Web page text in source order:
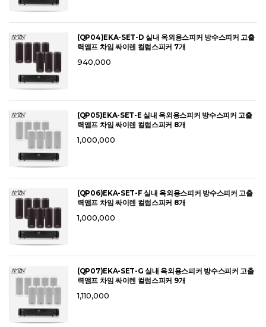
(QP04)EKA-SET-D 실내 옥외용스피커 방수스피커 고출
력앰프 차임 싸이렌 컬럼스피커 7개
940,000
(QP05)EKA-SET-E 실내 옥외용스피커 방수스피커 고출
력앰프 차임 싸이렌 컬럼스피커 8개
1,000,000
(QP06)EKA-SET-F 실내 옥외용스피커 방수스피커 고출
력앰프 차임 싸이렌 컬럼스피커 8개
1,000,000
(QP07)EKA-SET-G 실내 옥외용스피커 방수스피커 고출
력앰프 차임 싸이렌 컬럼스피커 9개
1,110,000